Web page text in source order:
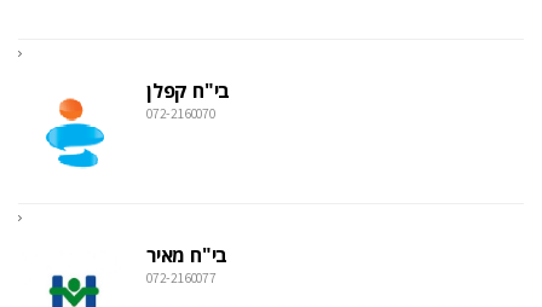
בי"ח קפלן
072-2160070
בי"ח מאיר
072-2160077